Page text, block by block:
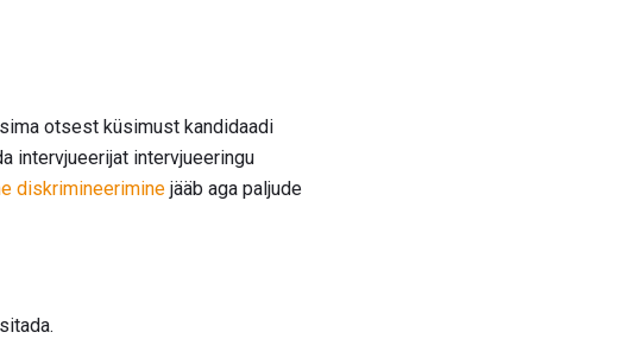
otsest küsimust kandidaadi
intervjueerijat intervjueeringu
diskrimineerimine jääb aga paljude